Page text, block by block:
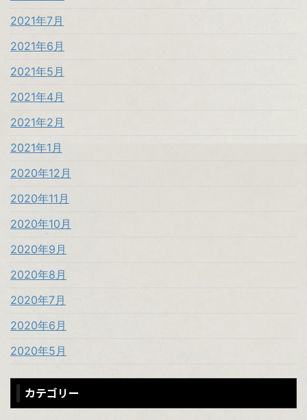
2021年7月
2021年6月
2021年5月
2021年4月
2021年2月
2021年1月
2020年12月
2020年11月
2020年10月
2020年9月
2020年8月
2020年7月
2020年6月
2020年5月
カテゴリー